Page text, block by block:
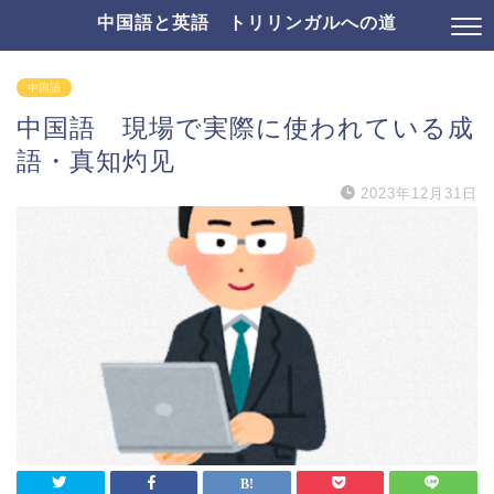
中国語と英語 トリリンガルへの道
中国語
中国語 現場で実際に使われている成
語・真知灼见
2023年12月31日